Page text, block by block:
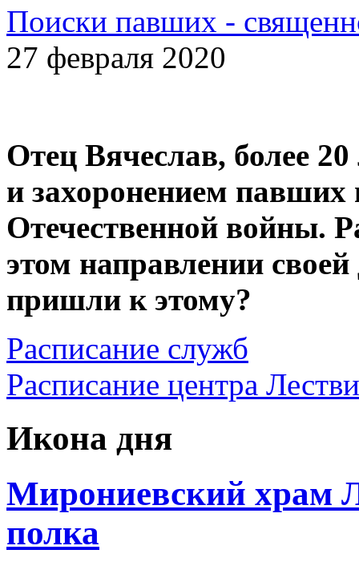
Поиски павших -
27 февраля 2020
Отец Вячеслав, более
и захоронением павших
Отечественной войны.
этом направлении
пришли к этому?
Расписание служб
Расписание центра
Икона дня
Мирониевский храм
полка